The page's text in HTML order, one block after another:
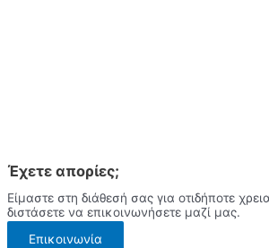
Έχετε απορίες;
Είμαστε στη διάθεσή σας για οτιδήποτε
διστάσετε να επικοινωνήσετε μαζί μας.
Επικοινωνία